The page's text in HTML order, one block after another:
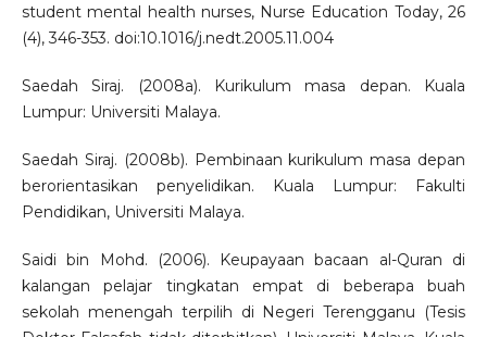
student mental health nurses, Nurse Education Today, 26
(4), 346-353. doi:10.1016/j.nedt.2005.11.004
Saedah Siraj. (2008a). Kurikulum masa depan. Kuala
Lumpur: Universiti Malaya.
Saedah Siraj. (2008b). Pembinaan kurikulum masa depan
berorientasikan penyelidikan. Kuala Lumpur: Fakulti
Pendidikan, Universiti Malaya.
Saidi bin Mohd. (2006). Keupayaan bacaan al-Quran di
kalangan pelajar tingkatan empat di beberapa buah
sekolah menengah terpilih di Negeri Terengganu (Tesis